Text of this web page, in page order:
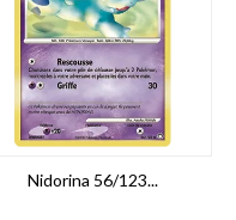
Nidorina 56/123...